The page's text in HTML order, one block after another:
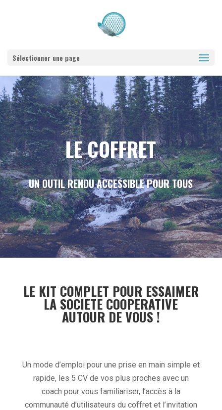
Sélectionner une page
LE COFFRET
UN OUTIL RENDU ACCESSIBLE POUR TOUS
LE KIT COMPLET POUR ESSAIMER
LA SOCIETE COOPERATIVE
AUTOUR DE VOUS !
Un mode d’emploi pour une prise en main simple et
rapide, les 5 CV de vos plus proches avec un
coach pour vous familiariser, l’accès à la
communauté d’utilisateurs du coffret et l’invitation